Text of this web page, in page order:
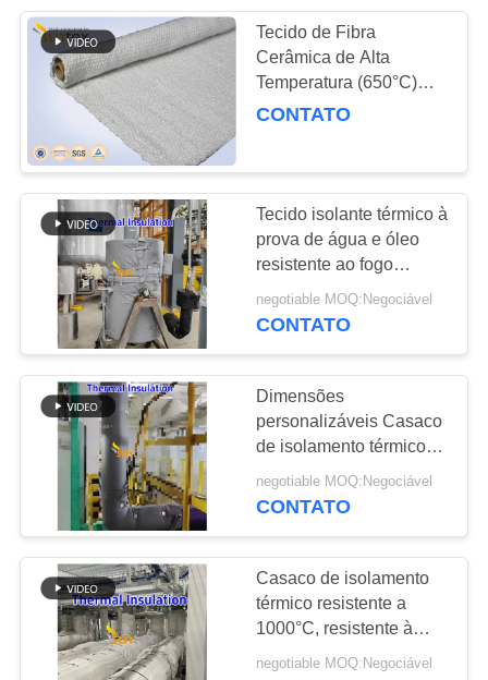
Pano da fibra de
vidro da folha de
alumínio
25
Telas resistentes ao
calor
rolo da cobertura da
soldadura
177
Tecido de Fibra
Cerâmica de Alta
Temperatura (650°C)
para Kit de Isolamento
CONTATO
Tecido isolante térmico à
prova de água e óleo
resistente ao fogo
Dimensões
personalizáveis para
negotiable MOQ:Negociável
CONTATO
Dimensões
personalizáveis Casaco
de isolamento térmico
com resistência a 1000 °
C e cobertura de
negotiable MOQ:Negociável
CONTATO
Casaco de isolamento
térmico resistente a
1000°C, resistente à
água e óleo, em
negotiable MOQ:Negociável